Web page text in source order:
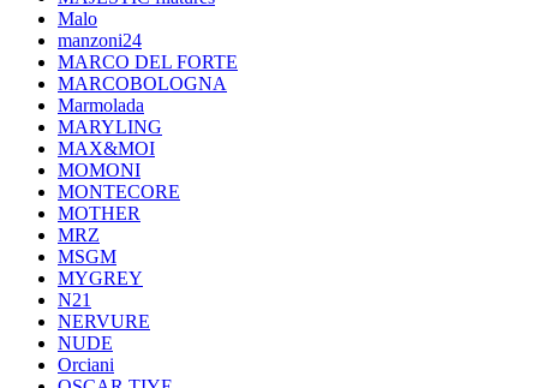
Malo
manzoni24
MARCO DEL FORTE
MARCOBOLOGNA
Marmolada
MARYLING
MAX&MOI
MOMONI
MONTECORE
MOTHER
MRZ
MSGM
MYGREY
N21
NERVURE
NUDE
Orciani